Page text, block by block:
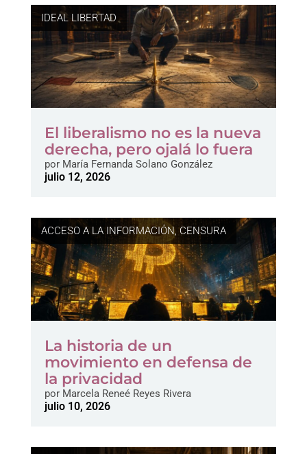
IDEAL LIBERTAD
El liberalismo no es la nueva
derecha, pero ojalá lo fuera
porMaría Fernanda Solano González
julio 12, 2026
ACCESO A LA INFORMACIÓN,CENSURA
La historia de un
movimiento en defensa de
la privacidad
porMarcela Reneé Reyes Rivera
julio 10, 2026